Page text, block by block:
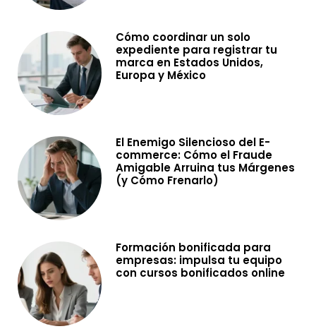
Cómo coordinar un solo
expediente para registrar tu
marca en Estados Unidos,
Europa y México
El Enemigo Silencioso del E-
commerce: Cómo el Fraude
Amigable Arruina tus Márgenes
(y Cómo Frenarlo)
Formación bonificada para
empresas: impulsa tu equipo
con cursos bonificados online